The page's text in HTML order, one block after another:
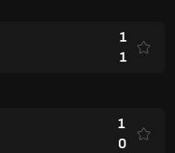
1
1
1
0